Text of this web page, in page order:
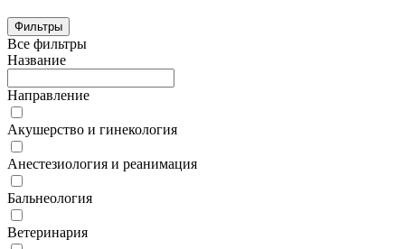
Фильтры
Все фильтры
Название
Направление
Акушерство и гинекология
Анестезиология и реанимация
Бальнеология
Ветеринария